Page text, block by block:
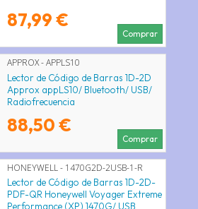
87,99 €
Comprar
APPROX - APPLS10
Lector de Código de Barras 1D-2D
Approx appLS10/ Bluetooth/ USB/
Radiofrecuencia
88,50 €
Comprar
HONEYWELL - 1470G2D-2USB-1-R
Lector de Código de Barras 1D-2D-
PDF-QR Honeywell Voyager Extreme
Performance (XP) 1470G/ USB